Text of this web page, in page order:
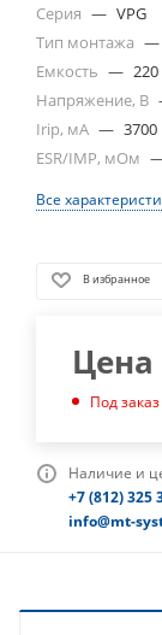
Серия — VPG
Тип монтажа —
Емкость —
Напряжение, В
Irip, мА — 3700
ESR/IMP, мОм
Все
В избранное
Цена
Под заказ
Наличие и
+7 (812) 325
info@mt-